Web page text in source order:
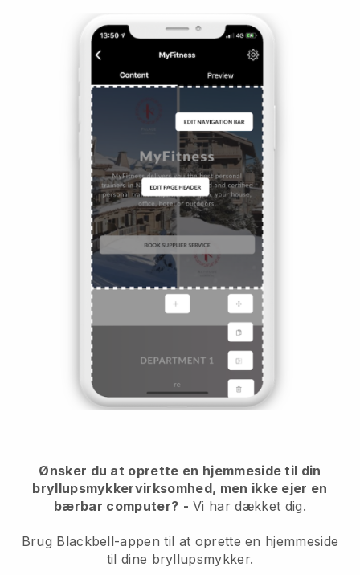
Ønsker du at oprette en hjemmeside til din
bryllupsmykkervirksomhed, men ikke ejer en
bærbar computer? - Vi har dækket dig.
Brug Blackbell-appen til at oprette en hjemmeside
til dine bryllupsmykker.